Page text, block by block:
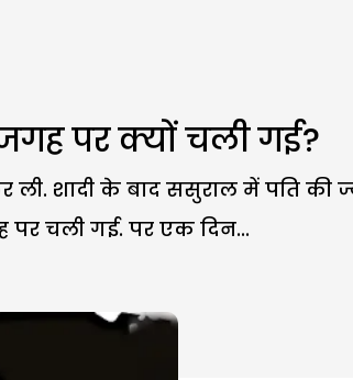
पर क्यों चली गई?
शादी के बाद ससुराल में पति की
चली गई. पर एक दिन...